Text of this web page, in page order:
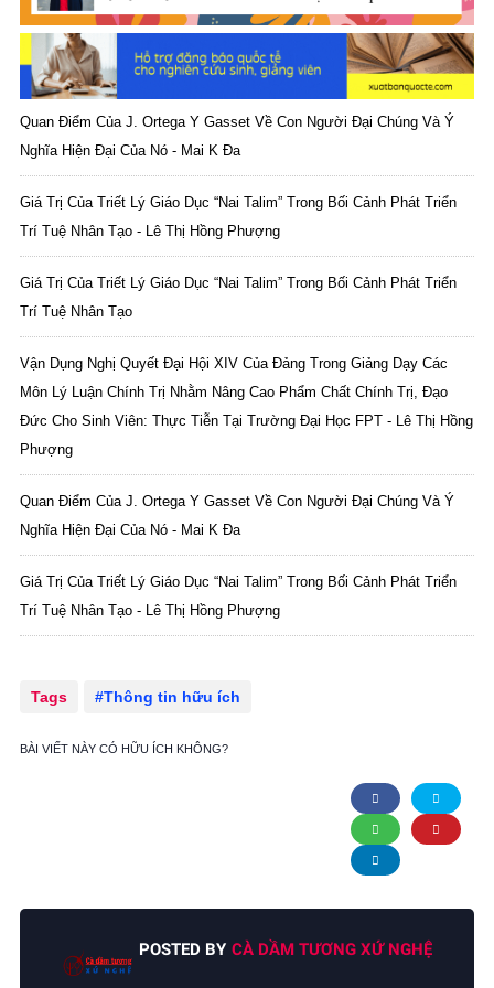
Quan Điểm Của J. Ortega Y Gasset Về Con Người Đại Chúng Và Ý
Nghĩa Hiện Đại Của Nó - Mai K Đa
Giá Trị Của Triết Lý Giáo Dục “Nai Talim” Trong Bối Cảnh Phát Triển
Trí Tuệ Nhân Tạo - Lê Thị Hồng Phượng
Giá Trị Của Triết Lý Giáo Dục “Nai Talim” Trong Bối Cảnh Phát Triển
Trí Tuệ Nhân Tạo
Vận Dụng Nghị Quyết Đại Hội XIV Của Đảng Trong Giảng Dạy Các
Môn Lý Luận Chính Trị Nhằm Nâng Cao Phẩm Chất Chính Trị, Đạo
Đức Cho Sinh Viên: Thực Tiễn Tại Trường Đại Học FPT - Lê Thị Hồng
Phượng
Quan Điểm Của J. Ortega Y Gasset Về Con Người Đại Chúng Và Ý
Nghĩa Hiện Đại Của Nó - Mai K Đa
Giá Trị Của Triết Lý Giáo Dục “Nai Talim” Trong Bối Cảnh Phát Triển
Trí Tuệ Nhân Tạo - Lê Thị Hồng Phượng
Tags Thông tin hữu ích
BÀI VIẾT NÀY CÓ HỮU ÍCH KHÔNG?
POSTED BY CÀ DẦM TƯƠNG XỨ NGHỆ